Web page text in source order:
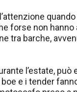
forse non hanno
tra barche,
l’estate,
e i tender